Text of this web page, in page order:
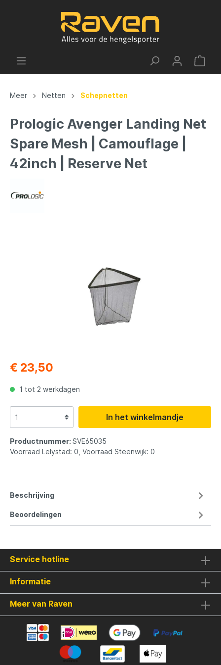
Meer Netten Schepnetten
Prologic Avenger Landing Net
Spare Mesh | Camouflage |
42inch | Reserve Net
€ 23,50
1 tot 2 werkdagen
In het winkelmandje
Productnummer: SVE65035
Voorraad Lelystad: 0, Voorraad Steenwijk: 0
Beschrijving
Beoordelingen
Service hotline
Informatie
Meer van Raven